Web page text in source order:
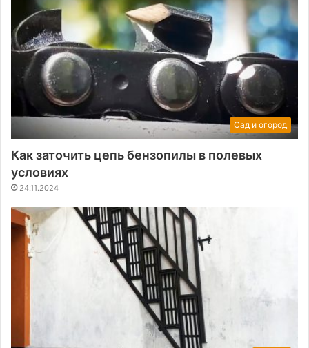
Сад и огород
Как заточить цепь бензопилы в полевых
условиях
24.11.2024